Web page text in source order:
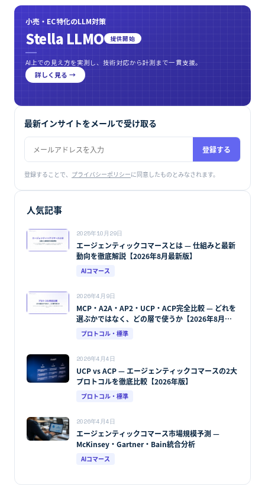
小売・EC特化のLLM対策
Stella LLMO 提供開始
AI上での見え方を実測し、技術対応から計測まで一貫支援。
詳しく見る →
最新インサイトをメールで受け取る
登録する
登録することで、 プライバシーポリシーに同意したものとみなされます。
人気記事
2025年10月29日
エージェンティックコマースとは — 仕組みと最新
動向を徹底解説【2026年8月最新版】
AIコマース
2026年4月9日
MCP・A2A・AP2・UCP・ACP完全比較 — どれを
選ぶかではなく、どの層で使うか【2026年8月最
新版】
プロトコル・標準
2026年4月4日
UCP vs ACP — エージェンティックコマースの2大
プロトコルを徹底比較【2026年版】
プロトコル・標準
2026年4月4日
エージェンティックコマース市場規模予測 —
McKinsey・Gartner・Bain統合分析
AIコマース